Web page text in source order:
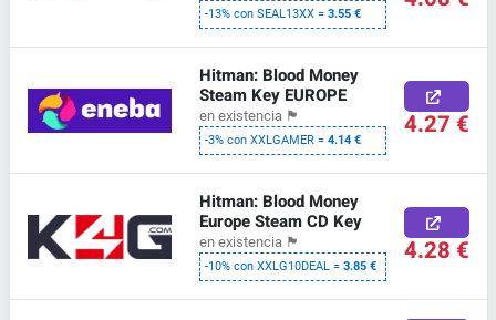
-13% con SEAL13XX =3.55 €
Hitman: Blood Money
Steam Key EUROPE
en existencia 🏴
-3% con XXLGAMER =4.14 € 4.27 €
Hitman: Blood Money
Europe Steam CD Key
en existencia 🏴
-10% con XXLG10DEAL =3.85 € 4.28 €